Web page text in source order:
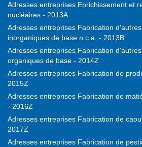
Adresses entreprises Enrichissement et
nucléaires - 2013A
Adresses entreprises Fabrication
inorganiques de base n.c.a. - 2013B
Adresses entreprises Fabrication
organiques de base - 2014Z
Adresses entreprises Fabrication de
2015Z
Adresses entreprises Fabrication de
- 2016Z
Adresses entreprises Fabrication de
2017Z
Adresses entreprises Fabrication de